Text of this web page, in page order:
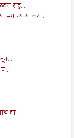
राह...
मग न्याय कस...
द्या